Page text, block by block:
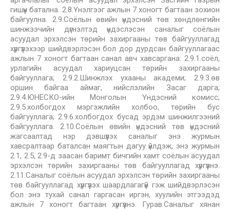
гишүүн батална. 2.8.Үнэлгээг ажлын 7 хоногт багтаан зохион
байгуулна. 2.9.Соёлын өвийн үндэсний төв хөндлөнгийн
шинжээчийн дүгнэлтэд үндэслэсэн саналыг соёлын
асуудал эрхэлсэн төрийн захиргааны төв байгууллагад
хүргүүлэхээр шийдвэрлэсэн бол дор дурдсан байгууллагаас
ажлын 7 хоногт багтаан санал авч хавсаргана: 2.9.1.соёл,
урлагийн асуудал хариуцсан төрийн захиргааны
байгууллага; 2.9.2.Шинжлэх ухааны академи; 2.9.3.өв
оршин байгаа аймаг, нийслэлийн Засаг дарга;
2.9.4.ЮНЕСКО-ийн Монголын Үндэсний комисс;
2.9.5.холбогдох мэргэжлийн холбоо, төрийн бус
байгууллага; 2.9.6.холбогдох бусад эрдэм шинжилгээний
байгууллага. 2.10.Соёлын өвийн үндэсний төв үндэсний
жагсаалтад нэр дэвшүүлэх саналыг энэ журмын
хавсралтаар баталсан маягтын дагуу үйлдэж, энэ журмын
2.1, 2.5, 2.9-д заасан баримт бичгийн хамт соёлын асуудал
эрхэлсэн төрийн захиргааны төв байгууллагад хүргүүлнэ.
2.11.Саналыг соёлын асуудал эрхэлсэн төрийн захиргааны
төв байгууллагад хүргүүлэх шаардлагагүй гэж шийдвэрлэсэн
бол энэ тухай санал гаргасан иргэн, хуулийн этгээдэд
ажлын 7 хоногт багтаан хүргүүлнэ. Гурав.Саналыг хянан